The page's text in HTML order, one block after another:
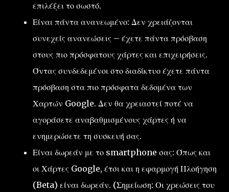
επιλέξει το σωστό.
Είναι πάντα ανανεωμένο: Δεν χρειάζονται
συνεχείς ανανεώσεις – έχετε πάντα πρόσβαση
στους πιο πρόσφατους χάρτες και επιχειρήσεις.
Όντας συνδεδεμένοι στο διαδίκτυο έχετε πάντα
πρόσβαση στα πιο πρόσφατα δεδομένα των
Χαρτών Google. Δεν θα χρειαστεί ποτέ να
αγοράσετε αναβαθμισμένους χάρτες ή να
ενημερώσετε τη συσκευή σας.
Είναι δωρεάν με το smartphone σας: Όπως και
οι Χάρτες Google, έτσι και η εφαρμογή Πλοήγηση
(Beta) είναι δωρεάν. (Σημείωση: Οι χρεώσεις του